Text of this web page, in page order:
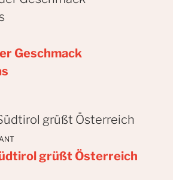
Geschmack
grüßt Österreich